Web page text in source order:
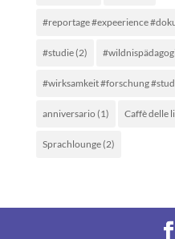
#reportage #expeerience
#studie(2)
#wirksamkeit #forschung
anniversario (1) Caffè delle
Sprachlounge(2)